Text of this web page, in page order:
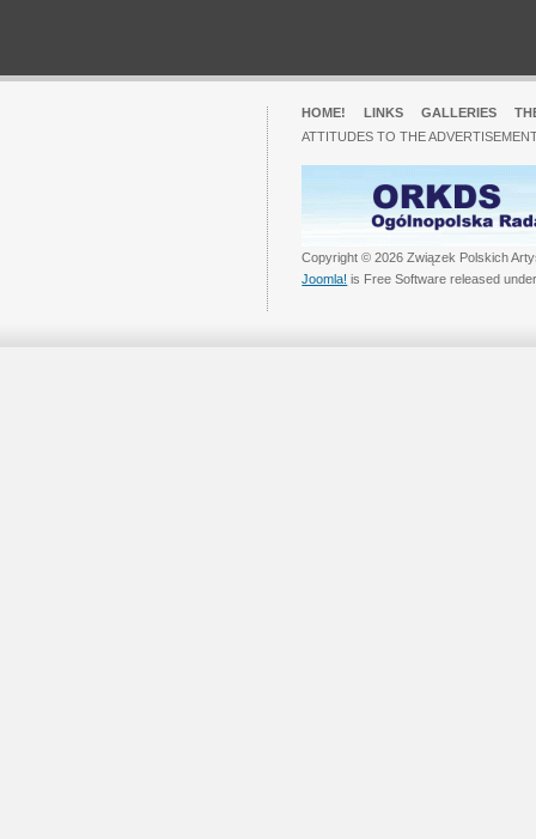
HOME! LINKS GALLERIES
ATTITUDES TO THE
Copyright © 2026 Związek Polskich
Joomla! is Free Software released